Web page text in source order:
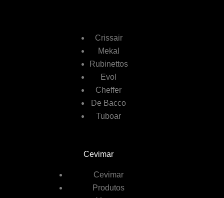
Crissair
Mekal
Rubinettos
Evol
Cheffer
De Bacco
Tuboar
Cevimar
Cevimar
Produtos